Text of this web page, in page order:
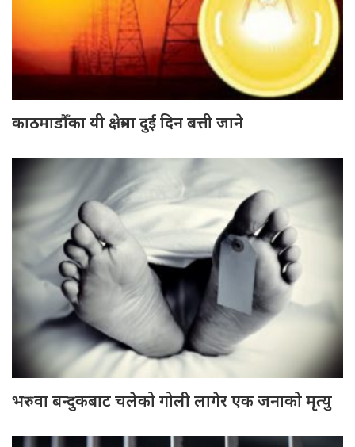
काठमाडौँका यी क्षेत्रमा दुई दिन बत्ती जाने
भरुवा बन्दुकबाट चलेको गोली लागेर एक जनाको मृत्यु